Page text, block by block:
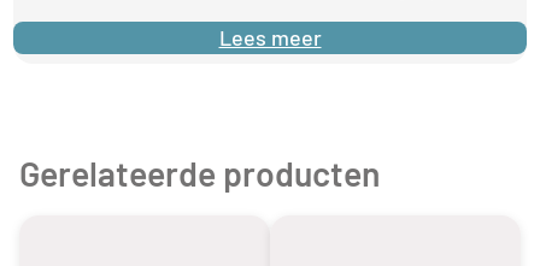
Lees meer
Gerelateerde producten